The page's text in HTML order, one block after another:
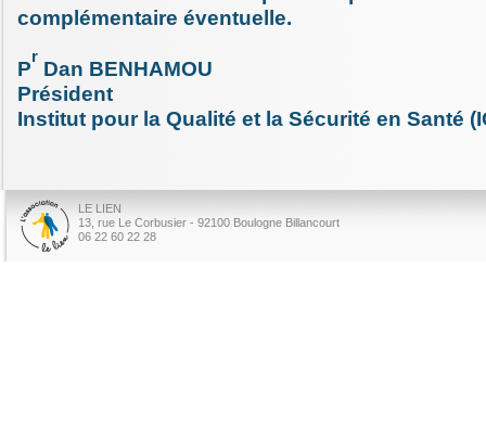
complémentaire éventuelle.
P
r
Dan BENHAMOU
Président
Institut pour la Qualité et la Sécurité en Santé
LE LIEN
13, rue Le Corbusier - 92100 Boulogne Billancourt
06 22 60 22 28